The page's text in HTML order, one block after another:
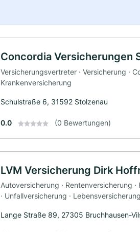
Concordia Versicherungen
Versicherungsvertreter · Versicherung ·
Krankenversicherung
Schulstraße 6, 31592 Stolzenau
0.0 (0 Bewertungen)
LVM Versicherung Dirk
Autoversicherung · Rentenversicherung
· Unfallversicherung · Lebensversicherung
Lange Straße 89, 27305 Bruchhausen-